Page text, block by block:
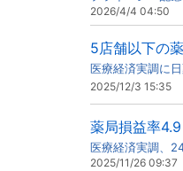
2026/4/4 04:50
5店舗以下の
医療経済実調に
2025/12/3 15:35
薬局損益率
医療経済実調、
2025/11/26 09:37